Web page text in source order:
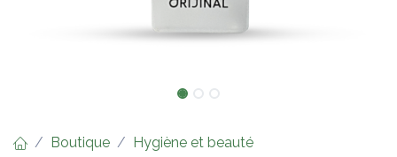
Boutique
Hygiène et beauté